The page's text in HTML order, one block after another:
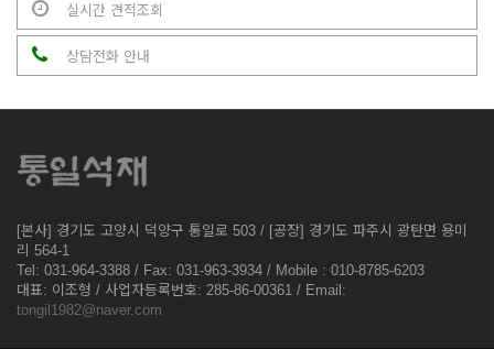
실시간 견적조회
상담전화 안내
[본사] 경기도 고양시 덕양구 통일로 503 / [공장] 경기도 파주시 광탄면 용미
리 564-1
Tel: 031-964-3388 / Fax: 031-963-3934 / Mobile : 010-8785-6203
대표: 이조형 / 사업자등록번호: 285-86-00361 / Email:
tongil1982@naver.com